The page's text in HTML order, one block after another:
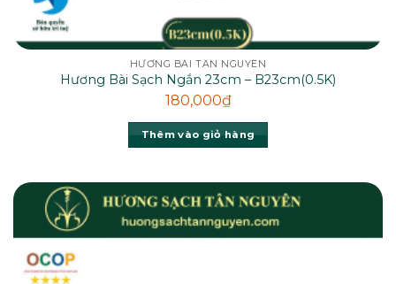
HƯƠNG BÀI TÂN NGUYÊN
Hương Bài Sạch Ngắn 23cm – B23cm(0.5K)
180,000₫
Thêm vào giỏ hàng